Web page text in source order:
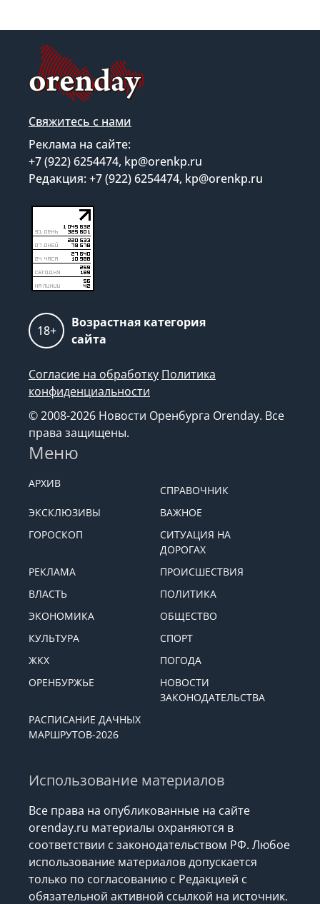
Свяжитесь с нами
Реклама на сайте:
+7 (922) 6254474, kp@orenkp.ru
Редакция: +7 (922) 6254474, kp@orenkp.ru
18+
Возрастная категория
сайта
Согласие на обработку Политика
конфиденциальности
© 2008-2026 Новости Оренбурга Orenday. Все
права защищены.
Меню
АРХИВ
СПРАВОЧНИК
ЭКСКЛЮЗИВЫ
ВАЖНОЕ
ГОРОСКОП
СИТУАЦИЯ НА
ДОРОГАХ
РЕКЛАМА
ПРОИСШЕСТВИЯ
ВЛАСТЬ
ПОЛИТИКА
ЭКОНОМИКА
ОБЩЕСТВО
КУЛЬТУРА
СПОРТ
ЖКХ
ПОГОДА
ОРЕНБУРЖЬЕ
НОВОСТИ
ЗАКОНОДАТЕЛЬСТВА
РАСПИСАНИЕ ДАЧНЫХ
МАРШРУТОВ-2026
Использование материалов
Все права на опубликованные на сайте
orenday.ru материалы охраняются в
соответствии с законодательством РФ. Любое
использование материалов допускается
только по согласованию с Редакцией с
обязательной активной ссылкой на источник.